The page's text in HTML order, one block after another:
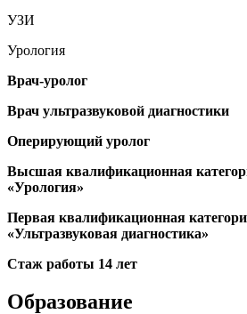
УЗИ
Урология
Врач-уролог
Врач ультразвуковой диагностики
Оперирующий уролог
Высшая квалификационная
«Урология»
Первая квалификационная
«Ультразвуковая диагностика»
Стаж работы 14 лет
Образование